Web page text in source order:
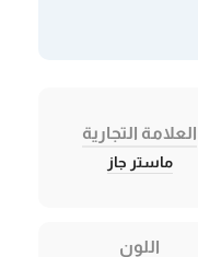
العلامة التجارية
ماستر جاز
اللون